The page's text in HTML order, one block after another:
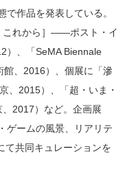
作品を発表している。
これから］——ポスト・イ
）、「SeMA Biennale
、2016）、個展に「滲
、2015）、「超・いま・
2017）など。企画展
ゲームの風景、リアリテ
て共同キュレーションを